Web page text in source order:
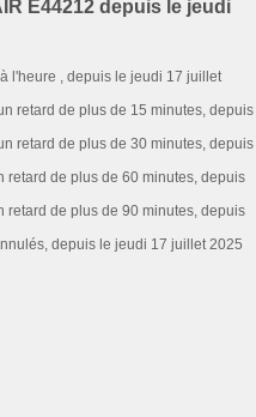
E44212 depuis le jeudi
l'heure , depuis le jeudi 17 juillet
retard de plus de 15 minutes, depuis
retard de plus de 30 minutes, depuis
retard de plus de 60 minutes, depuis
retard de plus de 90 minutes, depuis
depuis le jeudi 17 juillet 2025